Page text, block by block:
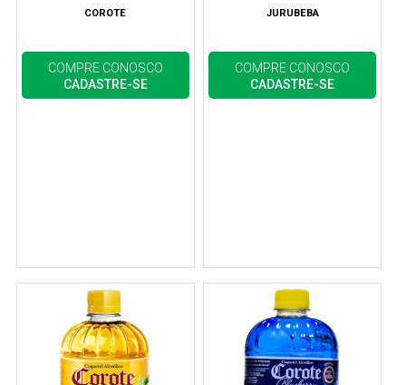
COROTE
COMPRE CONOSCO
CADASTRE-SE
JURUBEBA
COMPRE CONOSCO
CADASTRE-SE